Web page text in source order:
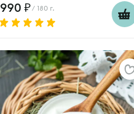
990 / 180 г.